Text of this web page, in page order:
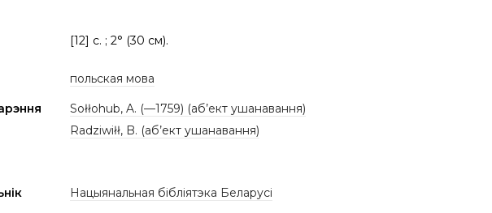
[12] c. ; 2° (30 см).
польская мова
Sołłohub, A. (—1759) (аб’ект ушанавання)
Radziwiłł, B. (аб’ект ушанавання)
Нацыянальная бібліятэка Беларусі